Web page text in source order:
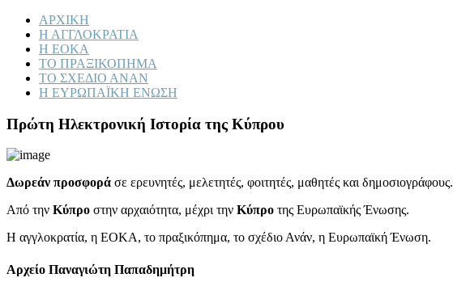
ΑΡΧΙΚΗ
Η ΑΓΓΛΟΚΡΑΤΙΑ
Η ΕΟΚΑ
ΤΟ ΠΡΑΞΙΚΟΠΗΜΑ
ΤΟ ΣΧΕΔΙΟ ΑΝΑΝ
Η ΕΥΡΩΠΑΪΚΗ ΕΝΩΣΗ
Πρώτη Ηλεκτρονική Ιστορία της Κύπρου
Δωρεάν προσφορά σε ερευνητές, μελετητές, φοιτητές, μαθητές και δημοσιογράφους.
Από την Κύπρο στην αρχαιότητα, μέχρι την Κύπρο της Ευρωπαϊκής Ένωσης.
Η αγγλοκρατία, η ΕΟΚΑ, το πραξικόπημα, το σχέδιο Ανάν, η Ευρωπαϊκή Ένωση.
Αρχείο Παναγιώτη Παπαδημήτρη